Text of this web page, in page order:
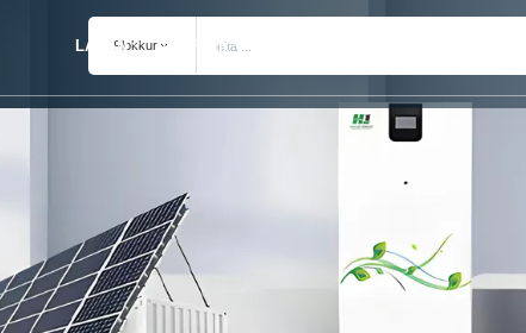
LAUSN AFURÐIR
Flokkur